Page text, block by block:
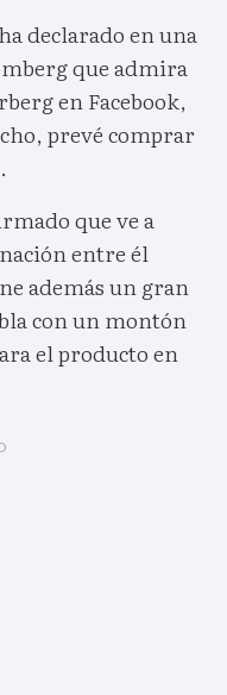
declarado en una
que admira
en Facebook,
prevé comprar
que ve a
entre él
además un gran
con un montón
el producto en